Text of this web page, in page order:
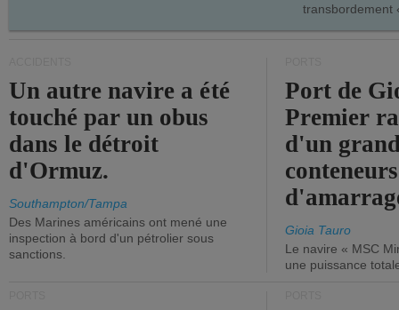
transbordement
Un autre navire a été
touché par un obus
dans le détroit
d'Ormuz.
Southampton/Tampa
Des Marines américains ont mené une
inspection à bord d'un pétrolier sous
sanctions.
Port de
Premier
d'un
Gioia Tauro
Le navire « MSC
une puissance